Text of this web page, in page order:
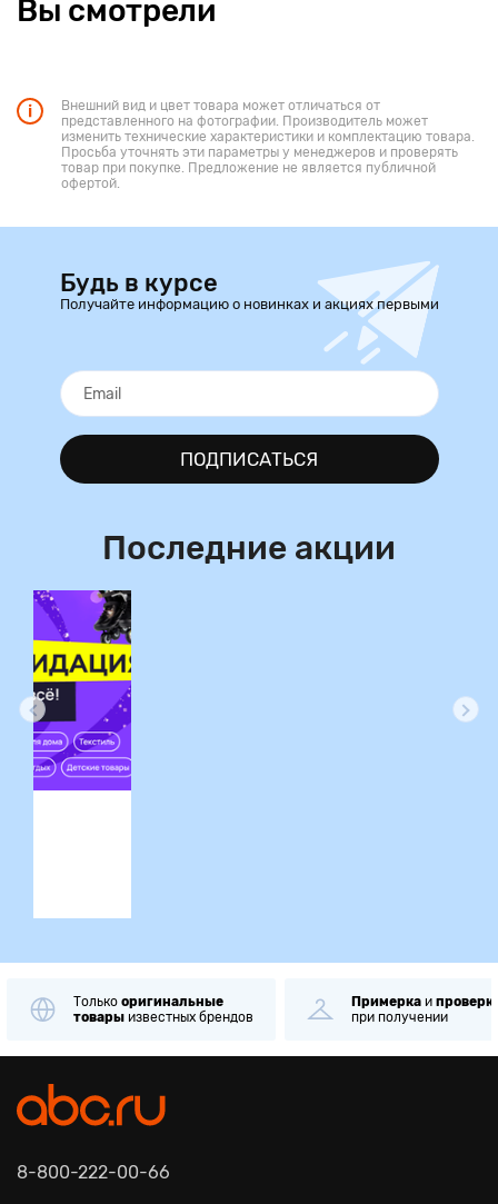
Вы смотрели
Внешний вид и цвет товара может отличаться от
представленного на фотографии. Производитель может
изменить технические характеристики и комплектацию товара.
Просьба уточнять эти параметры у менеджеров и проверять
товар при покупке. Предложение не является публичной
офертой.
Будь в курсе
Получайте информацию о новинках и акциях первыми
ПОДПИСАТЬСЯ
Последние акции
Только оригинальные
товары известных брендов
Примерка и
при получении
8-800-222-00-66